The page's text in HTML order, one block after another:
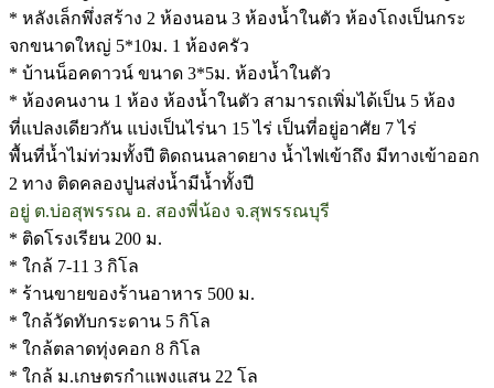
* หลังเล็กพึ่งสร้าง 2 ห้องนอน 3 ห้องน้ำในตัว ห้องโถงเป็นกระ
จกขนาดใหญ่ 5*10ม. 1 ห้องครัว
* บ้านน็อคดาวน์ ขนาด 3*5ม. ห้องน้ำในตัว
* ห้องคนงาน 1 ห้อง ห้องน้ำในตัว สามารถเพิ่มได้เป็น 5 ห้อง
ที่แปลงเดียวกัน แบ่งเป็นไร่นา 15 ไร่ เป็นที่อยู่อาศัย 7 ไร่
พื้นที่น้ำไม่ท่วมทั้งปี ติดถนนลาดยาง น้ำไฟเข้าถึง มีทางเข้าออก
2 ทาง ติดคลองปูนส่งน้ำมีน้ำทั้งปี
อยู่ ต.บ่อสุพรรณ อ. สองพี่น้อง จ.สุพรรณบุรี
* ติดโรงเรียน 200 ม.
* ใกล้ 7-11 3 กิโล
* ร้านขายของร้านอาหาร 500 ม.
* ใกล้วัดทับกระดาน 5 กิโล
* ใกล้ตลาดทุ่งคอก 8 กิโล
* ใกล้ ม.เกษตรกำแพงแสน 22 โล